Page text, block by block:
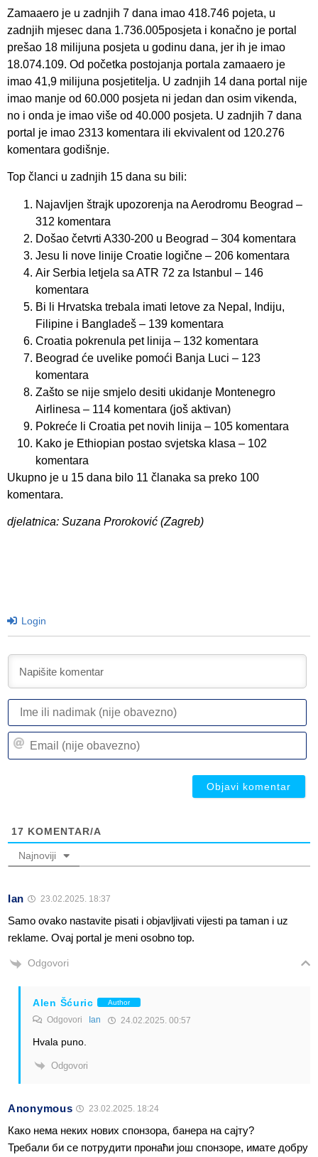
Zamaaero je u zadnjih 7 dana imao 418.746 pojeta, u
zadnjih mjesec dana 1.736.005posjeta i konačno je portal
prešao 18 milijuna posjeta u godinu dana, jer ih je imao
18.074.109. Od početka postojanja portala zamaaero je
imao 41,9 milijuna posjetitelja. U zadnjih 14 dana portal nije
imao manje od 60.000 posjeta ni jedan dan osim vikenda,
no i onda je imao više od 40.000 posjeta. U zadnjih 7 dana
portal je imao 2313 komentara ili ekvivalent od 120.276
komentara godišnje.
Top članci u zadnjih 15 dana su bili:
Najavljen štrajk upozorenja na Aerodromu Beograd –
312 komentara
Došao četvrti A330-200 u Beograd – 304 komentara
Jesu li nove linije Croatie logične – 206 komentara
Air Serbia letjela sa ATR 72 za Istanbul – 146
komentara
Bi li Hrvatska trebala imati letove za Nepal, Indiju,
Filipine i Bangladeš – 139 komentara
Croatia pokrenula pet linija – 132 komentara
Beograd će uvelike pomoći Banja Luci – 123
komentara
Zašto se nije smjelo desiti ukidanje Montenegro
Airlinesa – 114 komentara (još aktivan)
Pokreće li Croatia pet novih linija – 105 komentara
Kako je Ethiopian postao svjetska klasa – 102
komentara
Ukupno je u 15 dana bilo 11 članaka sa preko 100
komentara.
djelatnica: Suzana Proroković (Zagreb)
Login
17 KOMENTAR/A
Najnoviji
Ian 23.02.2025. 18:37
Samo ovako nastavite pisati i objavljivati vijesti pa taman i uz
reklame. Ovaj portal je meni osobno top.
Odgovori
Alen Šćuric Author
Odgovori Ian 24.02.2025. 00:57
Hvala puno.
Odgovori
Anonymous 23.02.2025. 18:24
Како нема неких нових спонзора, банера на сајту?
Требали би се потрудити пронаћи још спонзоре, имате добру